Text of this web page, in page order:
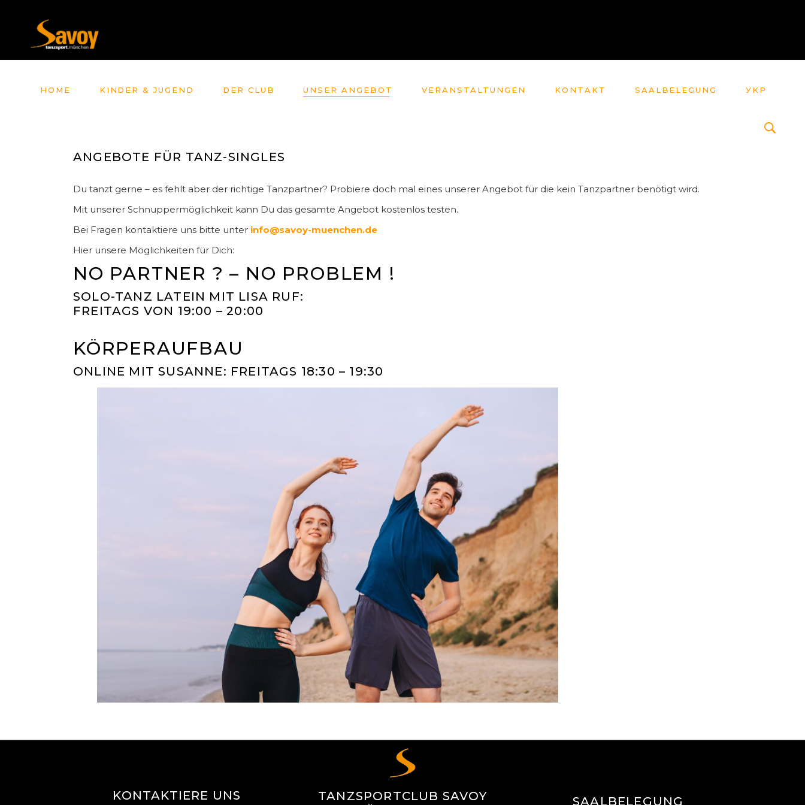
HOME KINDER & JUGEND DER CLUB UNSER ANGEBOT VERANSTALTUNGEN KONTAKT SAALBELEGUNG УКР
ANGEBOTE FÜR TANZ-SINGLES
Du tanzt gerne – es fehlt aber der richtige Tanzpartner? Probiere doch mal eines unserer Angebot für die kein Tanzpartner benötigt wird.
Mit unserer Schnuppermöglichkeit kann Du das gesamte Angebot kostenlos testen.
Bei Fragen kontaktiere uns bitte unter info@savoy-muenchen.de
Hier unsere Möglichkeiten für Dich:
NO PARTNER ? – NO PROBLEM !
SOLO-TANZ LATEIN MIT LISA RUF:
FREITAGS VON 19:00 – 20:00
KÖRPERAUFBAU
ONLINE MIT SUSANNE: FREITAGS 18:30 – 19:30
KONTAKTIERE UNS
TANZSPORTCLUB SAVOY
SAALBELEGUNG